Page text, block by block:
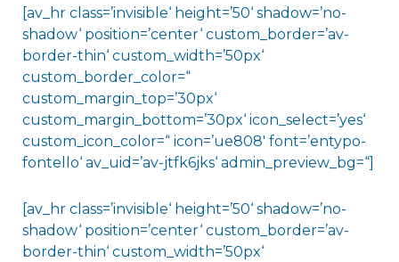
[av_hr class=’invisible‘ height=’50‘ shadow=’no-
shadow‘ position=’center‘ custom_border=’av-
border-thin‘ custom_width=’50px‘
custom_border_color=“
custom_margin_top=’30px‘
custom_margin_bottom=’30px‘ icon_select=’yes‘
custom_icon_color=“ icon=’ue808′ font=’entypo-
fontello‘ av_uid=’av-jtfk6jks‘ admin_preview_bg=“]
[av_hr class=’invisible‘ height=’50‘ shadow=’no-
shadow‘ position=’center‘ custom_border=’av-
border-thin‘ custom_width=’50px‘